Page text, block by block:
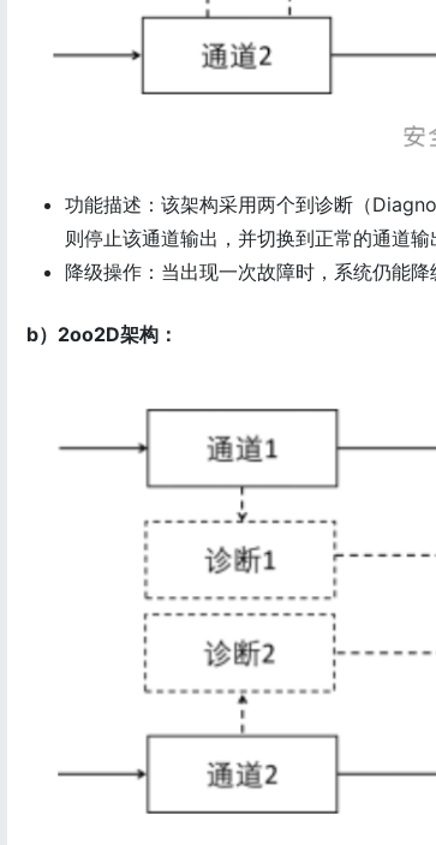
功能描述：该架构采用两个到诊断（
则停止该通道输出，并切换到正常的通道输
降级操作：当出现一次故障时，系统仍能降
b）2oo2D架构：